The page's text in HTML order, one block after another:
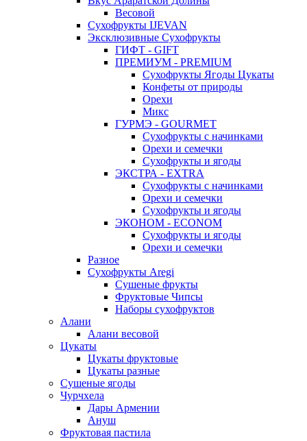
Весовой
Сухофрукты IJEVAN
Эксклюзивные Сухофрукты
ГИФТ - GIFT
ПРЕМИУМ - PREMIUM
Сухофрукты Ягоды Цукаты
Конфеты от природы
Орехи
Микс
ГУРМЭ - GOURMET
Сухофрукты с начинками
Орехи и семечки
Сухофрукты и ягоды
ЭКСТРА - EXTRA
Сухофрукты с начинками
Орехи и семечки
Сухофрукты и ягоды
ЭКОНОМ - ECONOM
Сухофрукты и ягоды
Орехи и семечки
Разное
Сухофрукты Aregi
Сушеные фрукты
Фруктовые Чипсы
Наборы сухофруктов
Алани
Алани весовой
Цукаты
Цукаты фруктовые
Цукаты разные
Сушеные ягоды
Чурчхела
Дары Армении
Ануш
Фруктовая пастила